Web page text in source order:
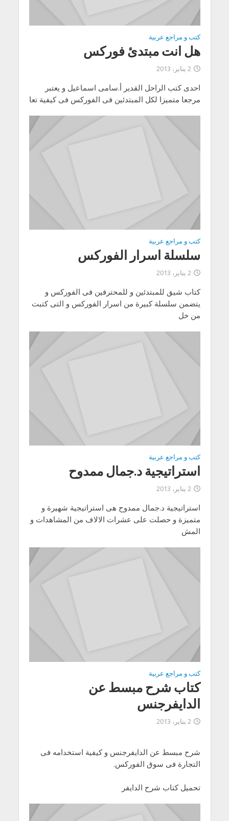
كتب و مراجع عربية
هل انت مبتدئ فوركس
2 يناير، 2013
احدى كتب الراحل القدير أ.سامى اسماعيل و يعتبر
مرجعا متميزا لكل المبتدئين فى الفوركس فى كيفية تعا
كتب و مراجع عربية
سلسلة اسرار الفوركس
2 يناير، 2013
كتاب شيق للمبتدئين و للمحترفين فى الفوركس و
يتضمن سلسلة كبيرة من اسرار الفوركس و التى كتبت
من خل
كتب و مراجع عربية
استراتيجية د.جمال ممدوح
2 يناير، 2013
استراتيجية د.جمال ممدوح هى استراتيجية شهيرة و
متميزة و حصلت على عشرات الالاف من المشاهدات و
المش
كتب و مراجع عربية
كتاب شرح مبسط عن
الدايفرجنس
2 يناير، 2013
شرح مبسط عن الدايفرجنس و كيفية استخدامه فى
التجارة فى سوق الفوركس.
تحميل كتاب شرح الدايفر